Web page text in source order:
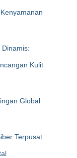
Kulit
Global
Terpusat